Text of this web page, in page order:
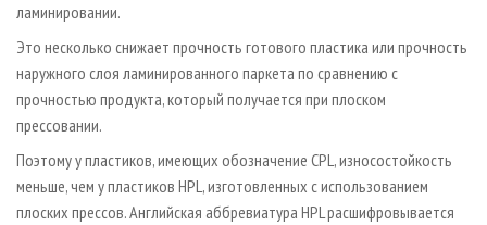
ламинировании.
Это несколько снижает прочность готового пластика или прочность
наружного слоя ламинированного паркета по сравнению с
прочностью продукта, который получается при плоском
прессовании.
Поэтому у пластиков, имеющих обозначение CPL, износостойкость
меньше, чем у пластиков HPL, изготовленных с использованием
плоских прессов. Английская аббревиатура HPL расшифровывается